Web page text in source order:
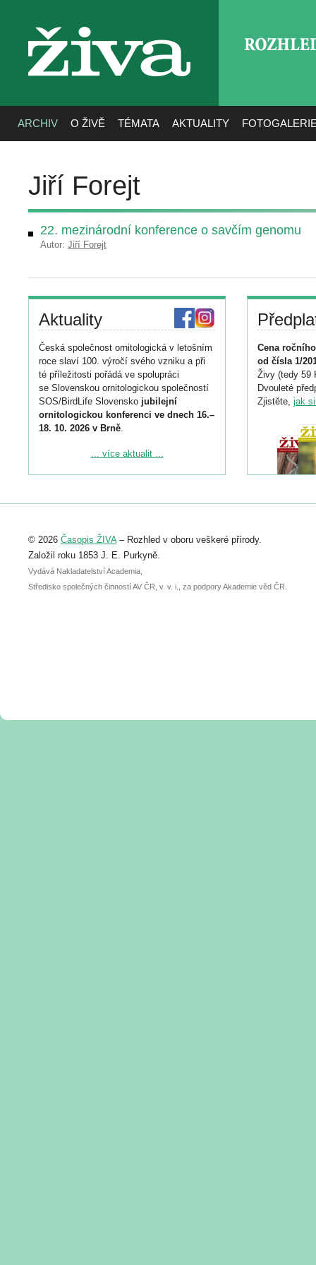
živa
ARCHIV O ŽIVĚ TÉMATA AKTUALITY
Jiří Forejt
22. mezinárodní konference o savčím genomu
Autor: Jiří Forejt
Aktuality
Česká společnost ornitologická v letošním
roce slaví 100. výročí svého vzniku a při
té příležitosti pořádá ve spolupráci
se Slovenskou ornitologickou společností
SOS/BirdLife Slovensko jubilejní
ornitologickou konferenci ve dnech 16.–
18. 10. 2026 v Brně.
Podrobnější informace ke konferenci
Registrovat se můžete do 6. září.
abstraktu přihlášené přednášky nebo
posteru je už 30. června.
... více aktualit ...
Cena
od čísla 1/
Živy (tedy 59
Dvouleté
Zjistěte, jak
© 2026 Časopis ŽIVA– Rozhled v oboru veškeré přírody.
Založil roku 1853 J. E. Purkyně.
Vydává Nakladatelství Academia,
Středisko společných činností AV ČR, v. v. i., za podpory Akademie věd ČR.